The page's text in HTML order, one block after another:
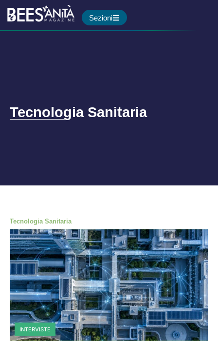
Sezioni
Tecnologia Sanitaria
Tecnologia Sanitaria
INTERVISTE